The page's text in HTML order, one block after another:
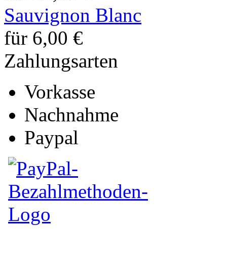
Sauvignon Blanc
für 6,00 €
Zahlungsarten
Vorkasse
Nachnahme
Paypal